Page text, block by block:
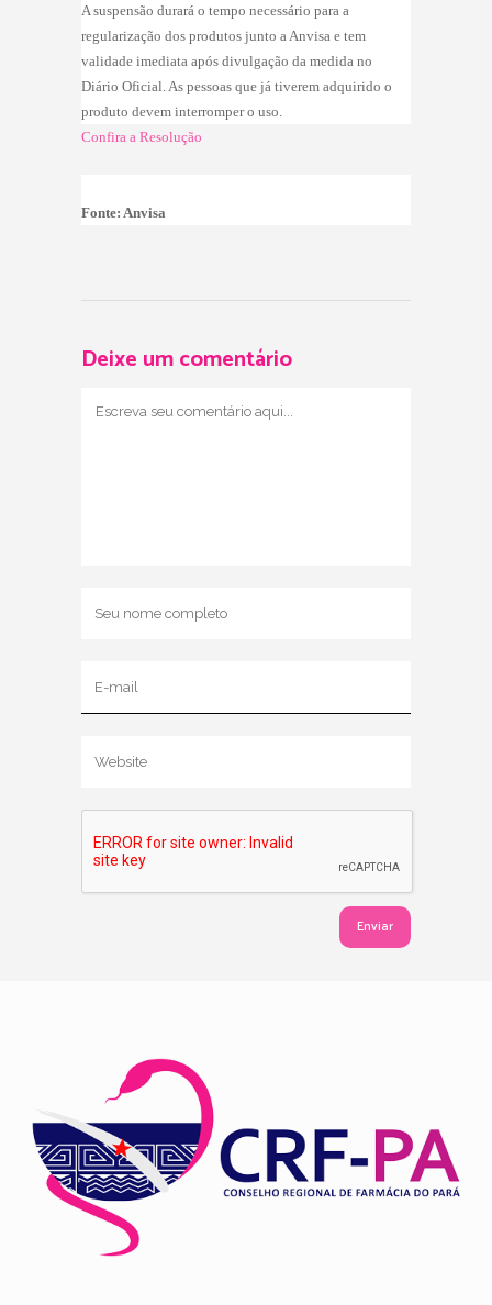
A suspensão durará o tempo necessário para a
regularização dos produtos junto a Anvisa e tem
validade imediata após divulgação da medida no
Diário Oficial. As pessoas que já tiverem adquirido o
produto devem interromper o uso.
Confira a Resolução
Fonte: Anvisa
Deixe um comentário